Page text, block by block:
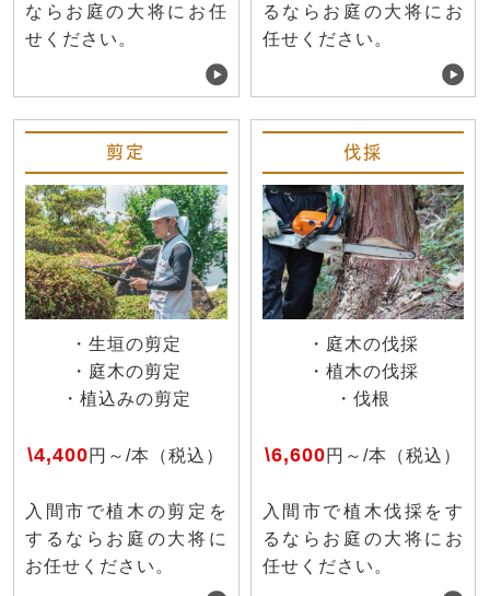
ならお庭の大将にお任
せください。
るならお庭の大将にお
任せください。
剪定
・生垣の剪定
・庭木の剪定
・植込みの剪定
\4,400円～/本（税込）
入間市で植木の剪定を
するならお庭の大将に
お任せください。
伐採
・庭木の伐採
・植木の伐採
・伐根
\6,600円～/本（税込）
入間市で植木伐採をす
るならお庭の大将にお
任せください。